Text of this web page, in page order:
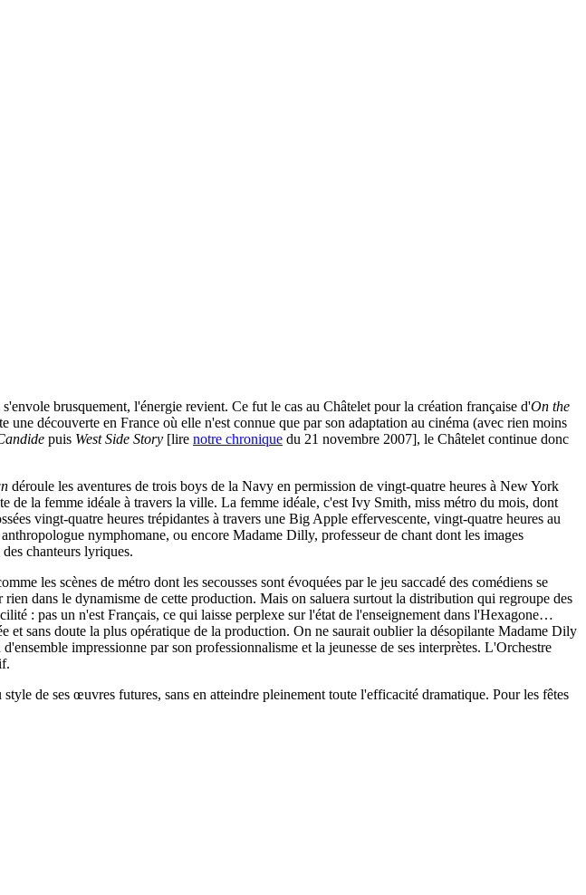
brusquement, l'énergie revient. Ce fut le cas au Châtelet pour la création française d'On the
découverte en France où elle n'est connue que par son adaptation au cinéma (avec rien moins
puis West Side Story [lire notre chronique du 21 novembre 2007], le Châtelet continue donc
déroule les aventures de trois boys de la Navy en permission de vingt-quatre heures à New York
de la femme idéale à travers la ville. La femme idéale, c'est Ivy Smith, miss métro du mois, dont
vingt-quatre heures trépidantes à travers une Big Apple effervescente, vingt-quatre heures au
nymphomane, ou encore Madame Dilly, professeur de chant dont les images
chanteurs lyriques.
les scènes de métro dont les secousses sont évoquées par le jeu saccadé des comédiens se
dans le dynamisme de cette production. Mais on saluera surtout la distribution qui regroupe des
: pas un n'est Français, ce qui laisse perplexe sur l'état de l'enseignement dans l'Hexagone…
sans doute la plus opératique de la production. On ne saurait oublier la désopilante Madame Dily
impressionne par son professionnalisme et la jeunesse de ses interprètes. L'Orchestre
de ses œuvres futures, sans en atteindre pleinement toute l'efficacité dramatique. Pour les fêtes